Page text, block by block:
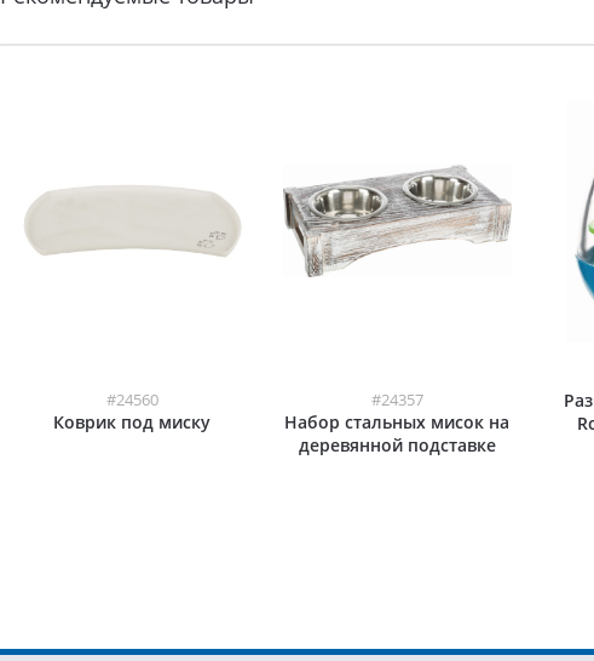
#24560
Коврик под миску
#24357
Набор стальных мисок на
деревянной подставке